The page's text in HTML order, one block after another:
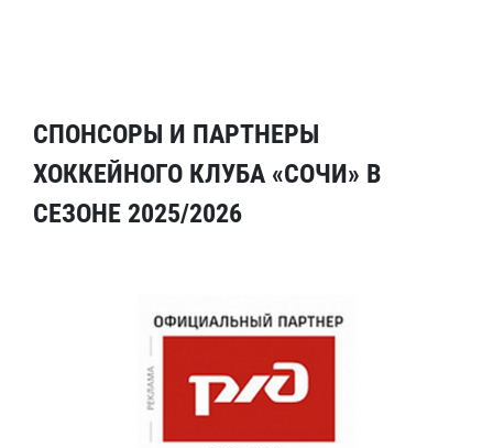
СПОНСОРЫ И ПАРТНЕРЫ
ХОККЕЙНОГО КЛУБА «СОЧИ» В
СЕЗОНЕ 2025/2026